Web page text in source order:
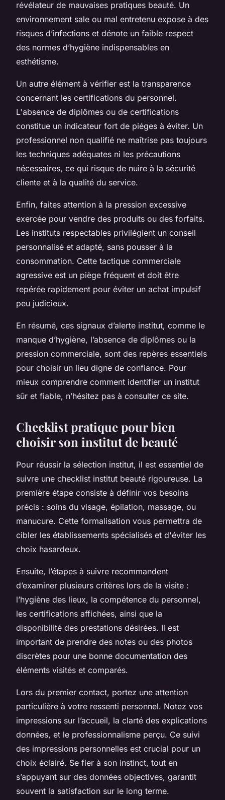
révélateur de mauvaises pratiques beauté. Un
environnement sale ou mal entretenu expose à des
risques d’infections et dénote un faible respect
des normes d’hygiène indispensables en
esthétisme.
Un autre élément à vérifier est la transparence
concernant les certifications du personnel.
L'absence de diplômes ou de certifications
constitue un indicateur fort de piéges à éviter. Un
professionnel non qualifié ne maîtrise pas toujours
les techniques adéquates ni les précautions
nécessaires, ce qui risque de nuire à la sécurité
cliente et à la qualité du service.
Enfin, faites attention à la pression excessive
exercée pour vendre des produits ou des forfaits.
Les instituts respectables privilégient un conseil
personnalisé et adapté, sans pousser à la
consommation. Cette tactique commerciale
agressive est un piège fréquent et doit être
repérée rapidement pour éviter un achat impulsif
peu judicieux.
En résumé, ces signaux d’alerte institut, comme le
manque d’hygiène, l’absence de diplômes ou la
pression commerciale, sont des repères essentiels
pour choisir un lieu digne de confiance. Pour
mieux comprendre comment identifier un institut
sûr et fiable, n’hésitez pas à consulter ce site.
Checklist pratique pour bien
choisir son institut de beauté
Pour réussir la sélection institut, il est essentiel de
suivre une checklist institut beauté rigoureuse. La
première étape consiste à définir vos besoins
précis : soins du visage, épilation, massage, ou
manucure. Cette formalisation vous permettra de
cibler les établissements spécialisés et d'éviter les
choix hasardeux.
Ensuite, l’étapes à suivre recommandent
d’examiner plusieurs critères lors de la visite :
l’hygiène des lieux, la compétence du personnel,
les certifications affichées, ainsi que la
disponibilité des prestations désirées. Il est
important de prendre des notes ou des photos
discrètes pour une bonne documentation des
éléments visités et comparés.
Lors du premier contact, portez une attention
particulière à votre ressenti personnel. Notez vos
impressions sur l’accueil, la clarté des explications
données, et le professionnalisme perçu. Ce suivi
des impressions personnelles est crucial pour un
choix éclairé. Se fier à son instinct, tout en
s’appuyant sur des données objectives, garantit
souvent la satisfaction sur le long terme.